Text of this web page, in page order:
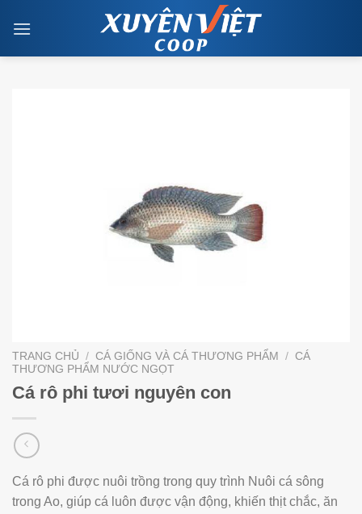
TRANG CHỦ / CÁ GIỐNG VÀ CÁ THƯƠNG PHẨM / CÁ
THƯƠNG PHẨM NƯỚC NGỌT
Cá rô phi tươi nguyên con
Cá rô phi được nuôi trồng trong quy trình Nuôi cá sông
trong Ao, giúp cá luôn được vận động, khiến thịt chắc, ăn